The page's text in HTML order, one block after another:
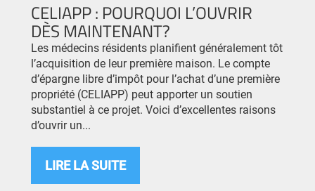
CELIAPP : POURQUOI L’OUVRIR
DÈS MAINTENANT?
Les médecins résidents planifient généralement tôt
l’acquisition de leur première maison. Le compte
d’épargne libre d’impôt pour l’achat d’une première
propriété (CELIAPP) peut apporter un soutien
substantiel à ce projet. Voici d’excellentes raisons
d’ouvrir un...
LIRE LA SUITE